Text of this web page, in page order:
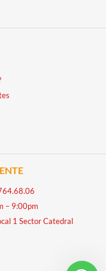
– 9:00pm
1 Sector Catedral